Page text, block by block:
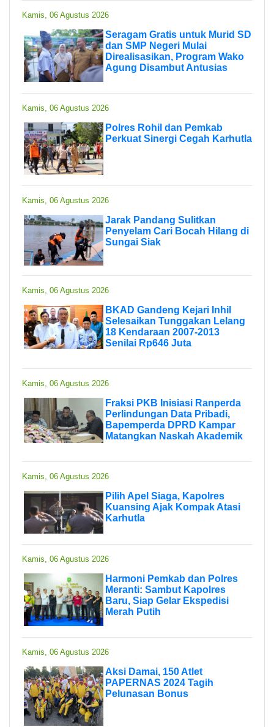
Kamis, 06 Agustus 2026
Seragam Gratis untuk Murid SD
dan SMP Negeri Mulai
Direalisasikan, Program Wako
Agung Disambut Antusias
Kamis, 06 Agustus 2026
Polres Rohil dan Pemkab
Perkuat Sinergi Cegah Karhutla
Kamis, 06 Agustus 2026
Jarak Pandang Sulitkan
Penyelam Cari Bocah Hilang di
Sungai Siak
Kamis, 06 Agustus 2026
BKAD Gandeng Kejari Inhil
Selesaikan Tunggakan Lelang
18 Kendaraan 2007-2013
Senilai Rp646 Juta
Kamis, 06 Agustus 2026
Fraksi PKB Inisiasi Ranperda
Perlindungan Data Pribadi,
Bapemperda DPRD Kampar
Matangkan Naskah Akademik
Kamis, 06 Agustus 2026
Pilih Apel Siaga, Kapolres
Kuansing Ajak Kompak Atasi
Karhutla
Kamis, 06 Agustus 2026
Harmoni Pemkab dan Polres
Meranti: Sambut Kapolres
Baru, Siap Gelar Ekspedisi
Merah Putih
Kamis, 06 Agustus 2026
Aksi Damai, 150 Atlet
PAPERNAS 2024 Tagih
Pelunasan Bonus